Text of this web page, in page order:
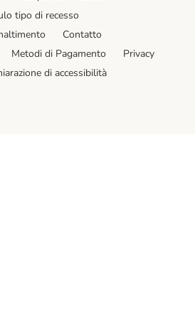
tipo di recesso
Contatto
Metodi di Pagamento
Privacy
di accessibilità